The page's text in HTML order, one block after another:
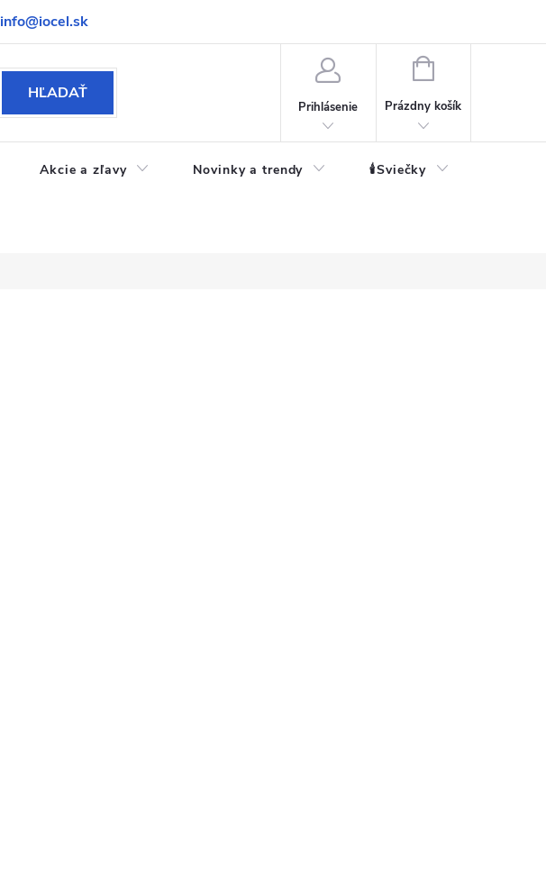
info@iocel.sk
Obľúbené Bezpečnostné informácie
HĽADAŤ
Prihlásenie
NÁKUPNÝ
Prázdny košík
Akcie a zľavy Novinky a trendy 🕯️Sviečky